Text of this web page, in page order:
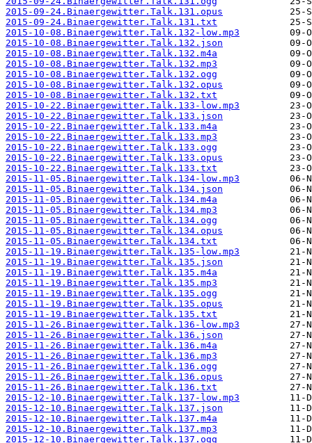
2015-09-24.Binaergewitter.Talk.131.opus
2015-09-24.Binaergewitter.Talk.131.txt
2015-10-08.Binaergewitter.Talk.132-low.mp3
2015-10-08.Binaergewitter.Talk.132.json
2015-10-08.Binaergewitter.Talk.132.m4a
2015-10-08.Binaergewitter.Talk.132.mp3
2015-10-08.Binaergewitter.Talk.132.ogg
2015-10-08.Binaergewitter.Talk.132.opus
2015-10-08.Binaergewitter.Talk.132.txt
2015-10-22.Binaergewitter.Talk.133-low.mp3
2015-10-22.Binaergewitter.Talk.133.json
2015-10-22.Binaergewitter.Talk.133.m4a
2015-10-22.Binaergewitter.Talk.133.mp3
2015-10-22.Binaergewitter.Talk.133.ogg
2015-10-22.Binaergewitter.Talk.133.opus
2015-10-22.Binaergewitter.Talk.133.txt
2015-11-05.Binaergewitter.Talk.134-low.mp3
2015-11-05.Binaergewitter.Talk.134.json
2015-11-05.Binaergewitter.Talk.134.m4a
2015-11-05.Binaergewitter.Talk.134.mp3
2015-11-05.Binaergewitter.Talk.134.ogg
2015-11-05.Binaergewitter.Talk.134.opus
2015-11-05.Binaergewitter.Talk.134.txt
2015-11-19.Binaergewitter.Talk.135-low.mp3
2015-11-19.Binaergewitter.Talk.135.json
2015-11-19.Binaergewitter.Talk.135.m4a
2015-11-19.Binaergewitter.Talk.135.mp3
2015-11-19.Binaergewitter.Talk.135.ogg
2015-11-19.Binaergewitter.Talk.135.opus
2015-11-19.Binaergewitter.Talk.135.txt
2015-11-26.Binaergewitter.Talk.136-low.mp3
2015-11-26.Binaergewitter.Talk.136.json
2015-11-26.Binaergewitter.Talk.136.m4a
2015-11-26.Binaergewitter.Talk.136.mp3
2015-11-26.Binaergewitter.Talk.136.ogg
2015-11-26.Binaergewitter.Talk.136.opus
2015-11-26.Binaergewitter.Talk.136.txt
2015-12-10.Binaergewitter.Talk.137-low.mp3
2015-12-10.Binaergewitter.Talk.137.json
2015-12-10.Binaergewitter.Talk.137.m4a
2015-12-10.Binaergewitter.Talk.137.mp3
2015-12-10.Binaergewitter.Talk.137.ogg